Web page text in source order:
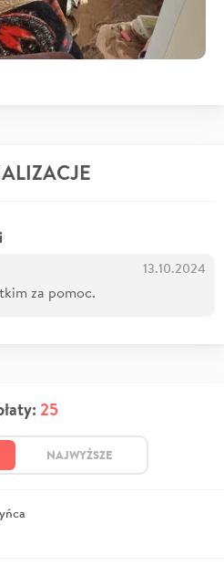
13.10.2024
za pomoc.
25
NAJWYŻSZE